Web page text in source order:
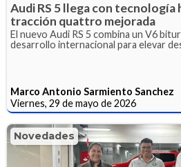
Audi RS 5 llega con
tracción quattro mejorada
El nuevo Audi RS 5 combina un V6
desarrollo internacional para elevar
Marco Antonio Sarmiento Sanchez
Viernes, 29 de mayo de 2026
Novedades